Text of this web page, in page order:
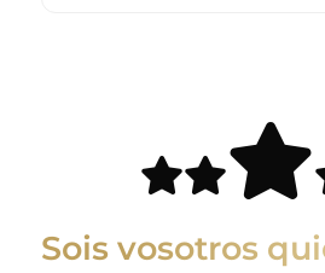
Sois vosotros